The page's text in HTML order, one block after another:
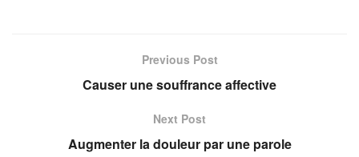
Previous Post
Causer une souffrance affective
Next Post
Augmenter la douleur par une parole